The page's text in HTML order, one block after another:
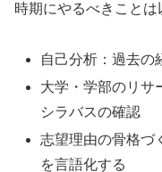
時期にやるべきことは
自己分析：過去の
大学・学部のリサ
シラバスの確認
志望理由の骨格づ
を言語化する